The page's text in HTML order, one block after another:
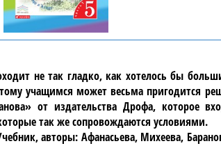
не так гладко, как хотелось бы
учащимся может весьма пригодится
от издательства Дрофа, которое
так же сопровождаются условиями.
авторы: Афанасьева, Михеева,